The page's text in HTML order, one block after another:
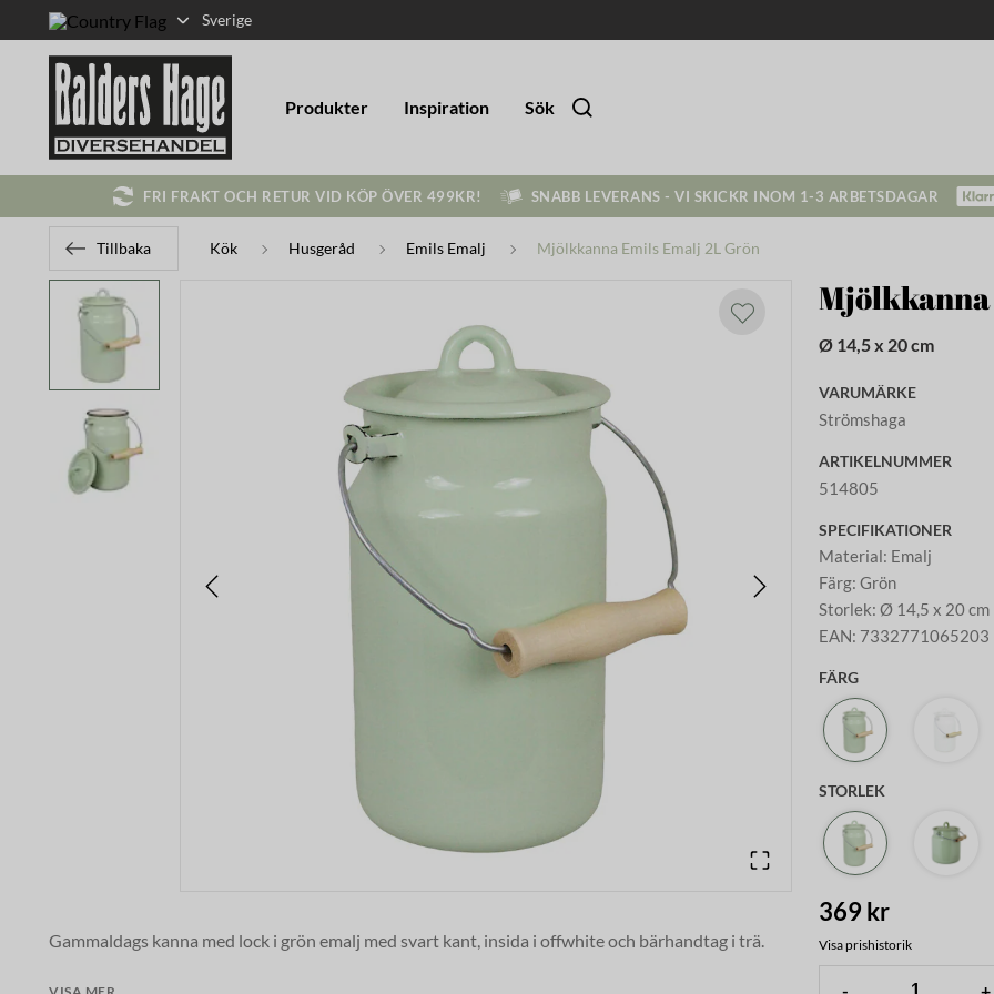
Sverige
Produkter Inspiration Sök
FRI FRAKT OCH RETUR VID KÖP ÖVER 499KR! SNABB LEVERANS - VI SKICKR INOM 1-3 ARBETSDAGAR
Tillbaka Kök Husgeråd Emils Emalj Mjölkkanna Emils Emalj 2L Grön
Gammaldags kanna med lock i grön emalj med svart kant, insida i offwhite och bärhandtag i trä.
Mjölkkanna
Ø 14,5 x 20 cm
VARUMÄRKE
Strömshaga
ARTIKELNUMMER
514805
SPECIFIKATIONER
Material: Emalj
Färg:Grön
Storlek:Ø 14,5 x 20 cm
EAN: 7332771065203
FÄRG
STORLEK
369 kr
Visa prishistorik